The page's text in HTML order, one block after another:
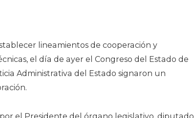
Estado
lineamientos de cooperación y
el día de ayer el Congreso del Estado de
Administrativa del Estado signaron un